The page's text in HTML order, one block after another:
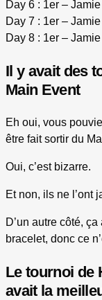
Day 6 : 1er –
Day 7 : 1er –
Day 8 : 1er –
Il y avait des
Main Event
Eh oui, vous
être fait sortir du
Oui, c’est bizarre.
Et non, ils ne l’ont
D’un autre côté,
bracelet, donc ce
Le tournoi de
avait la